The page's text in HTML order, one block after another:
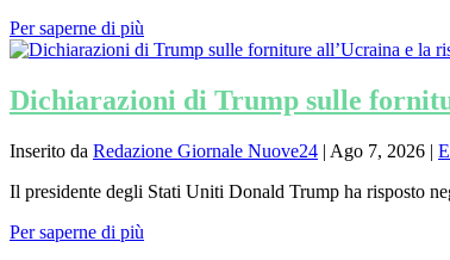
Per saperne di più
Dichiarazioni di Trump sulle
Inserito da Redazione Giornale Nuove24 | Ago 7, 2026 |
Il presidente degli Stati Uniti Donald Trump ha risposto
Per saperne di più